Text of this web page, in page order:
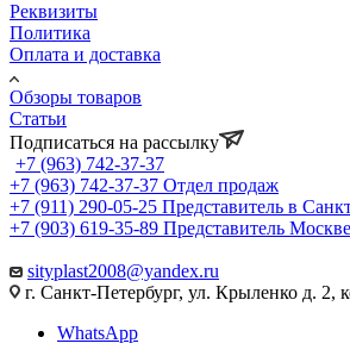
Реквизиты
Политика
Оплата и доставка
Обзоры товаров
Статьи
Подписаться на рассылку
+7 (963) 742-37-37
+7 (963) 742-37-37 Отдел продаж
+7 (911) 290-05-25 Представитель в
+7 (903) 619-35-89 Представитель Москве
sityplast2008@yandex.ru
г. Санкт-Петербург, ул. Крыленко д. 2,
WhatsApp